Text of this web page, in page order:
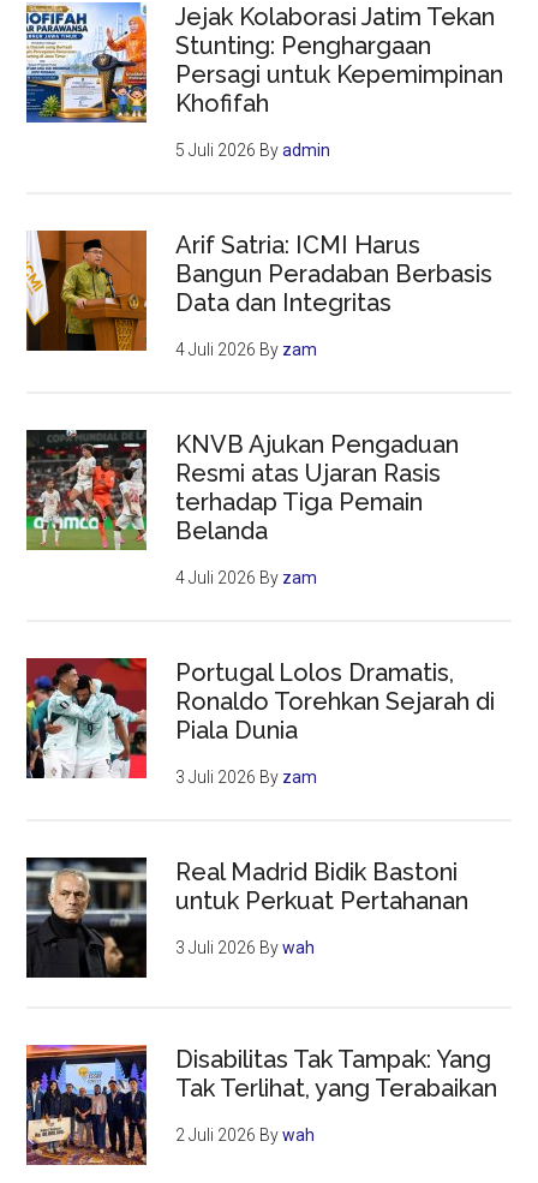
Jejak Kolaborasi Jatim Tekan
Stunting: Penghargaan
Persagi untuk Kepemimpinan
Khofifah
5 Juli 2026 Byadmin
Arif Satria: ICMI Harus
Bangun Peradaban Berbasis
Data dan Integritas
4 Juli 2026 By zam
KNVB Ajukan Pengaduan
Resmi atas Ujaran Rasis
terhadap Tiga Pemain
Belanda
4 Juli 2026 By zam
Portugal Lolos Dramatis,
Ronaldo Torehkan Sejarah di
Piala Dunia
3 Juli 2026 By zam
Real Madrid Bidik Bastoni
untuk Perkuat Pertahanan
3 Juli 2026 Bywah
Disabilitas Tak Tampak: Yang
Tak Terlihat, yang Terabaikan
2 Juli 2026 Bywah